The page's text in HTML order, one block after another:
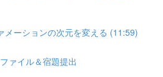
ーションの次元を変える (11:59)
ァイル＆宿題提出